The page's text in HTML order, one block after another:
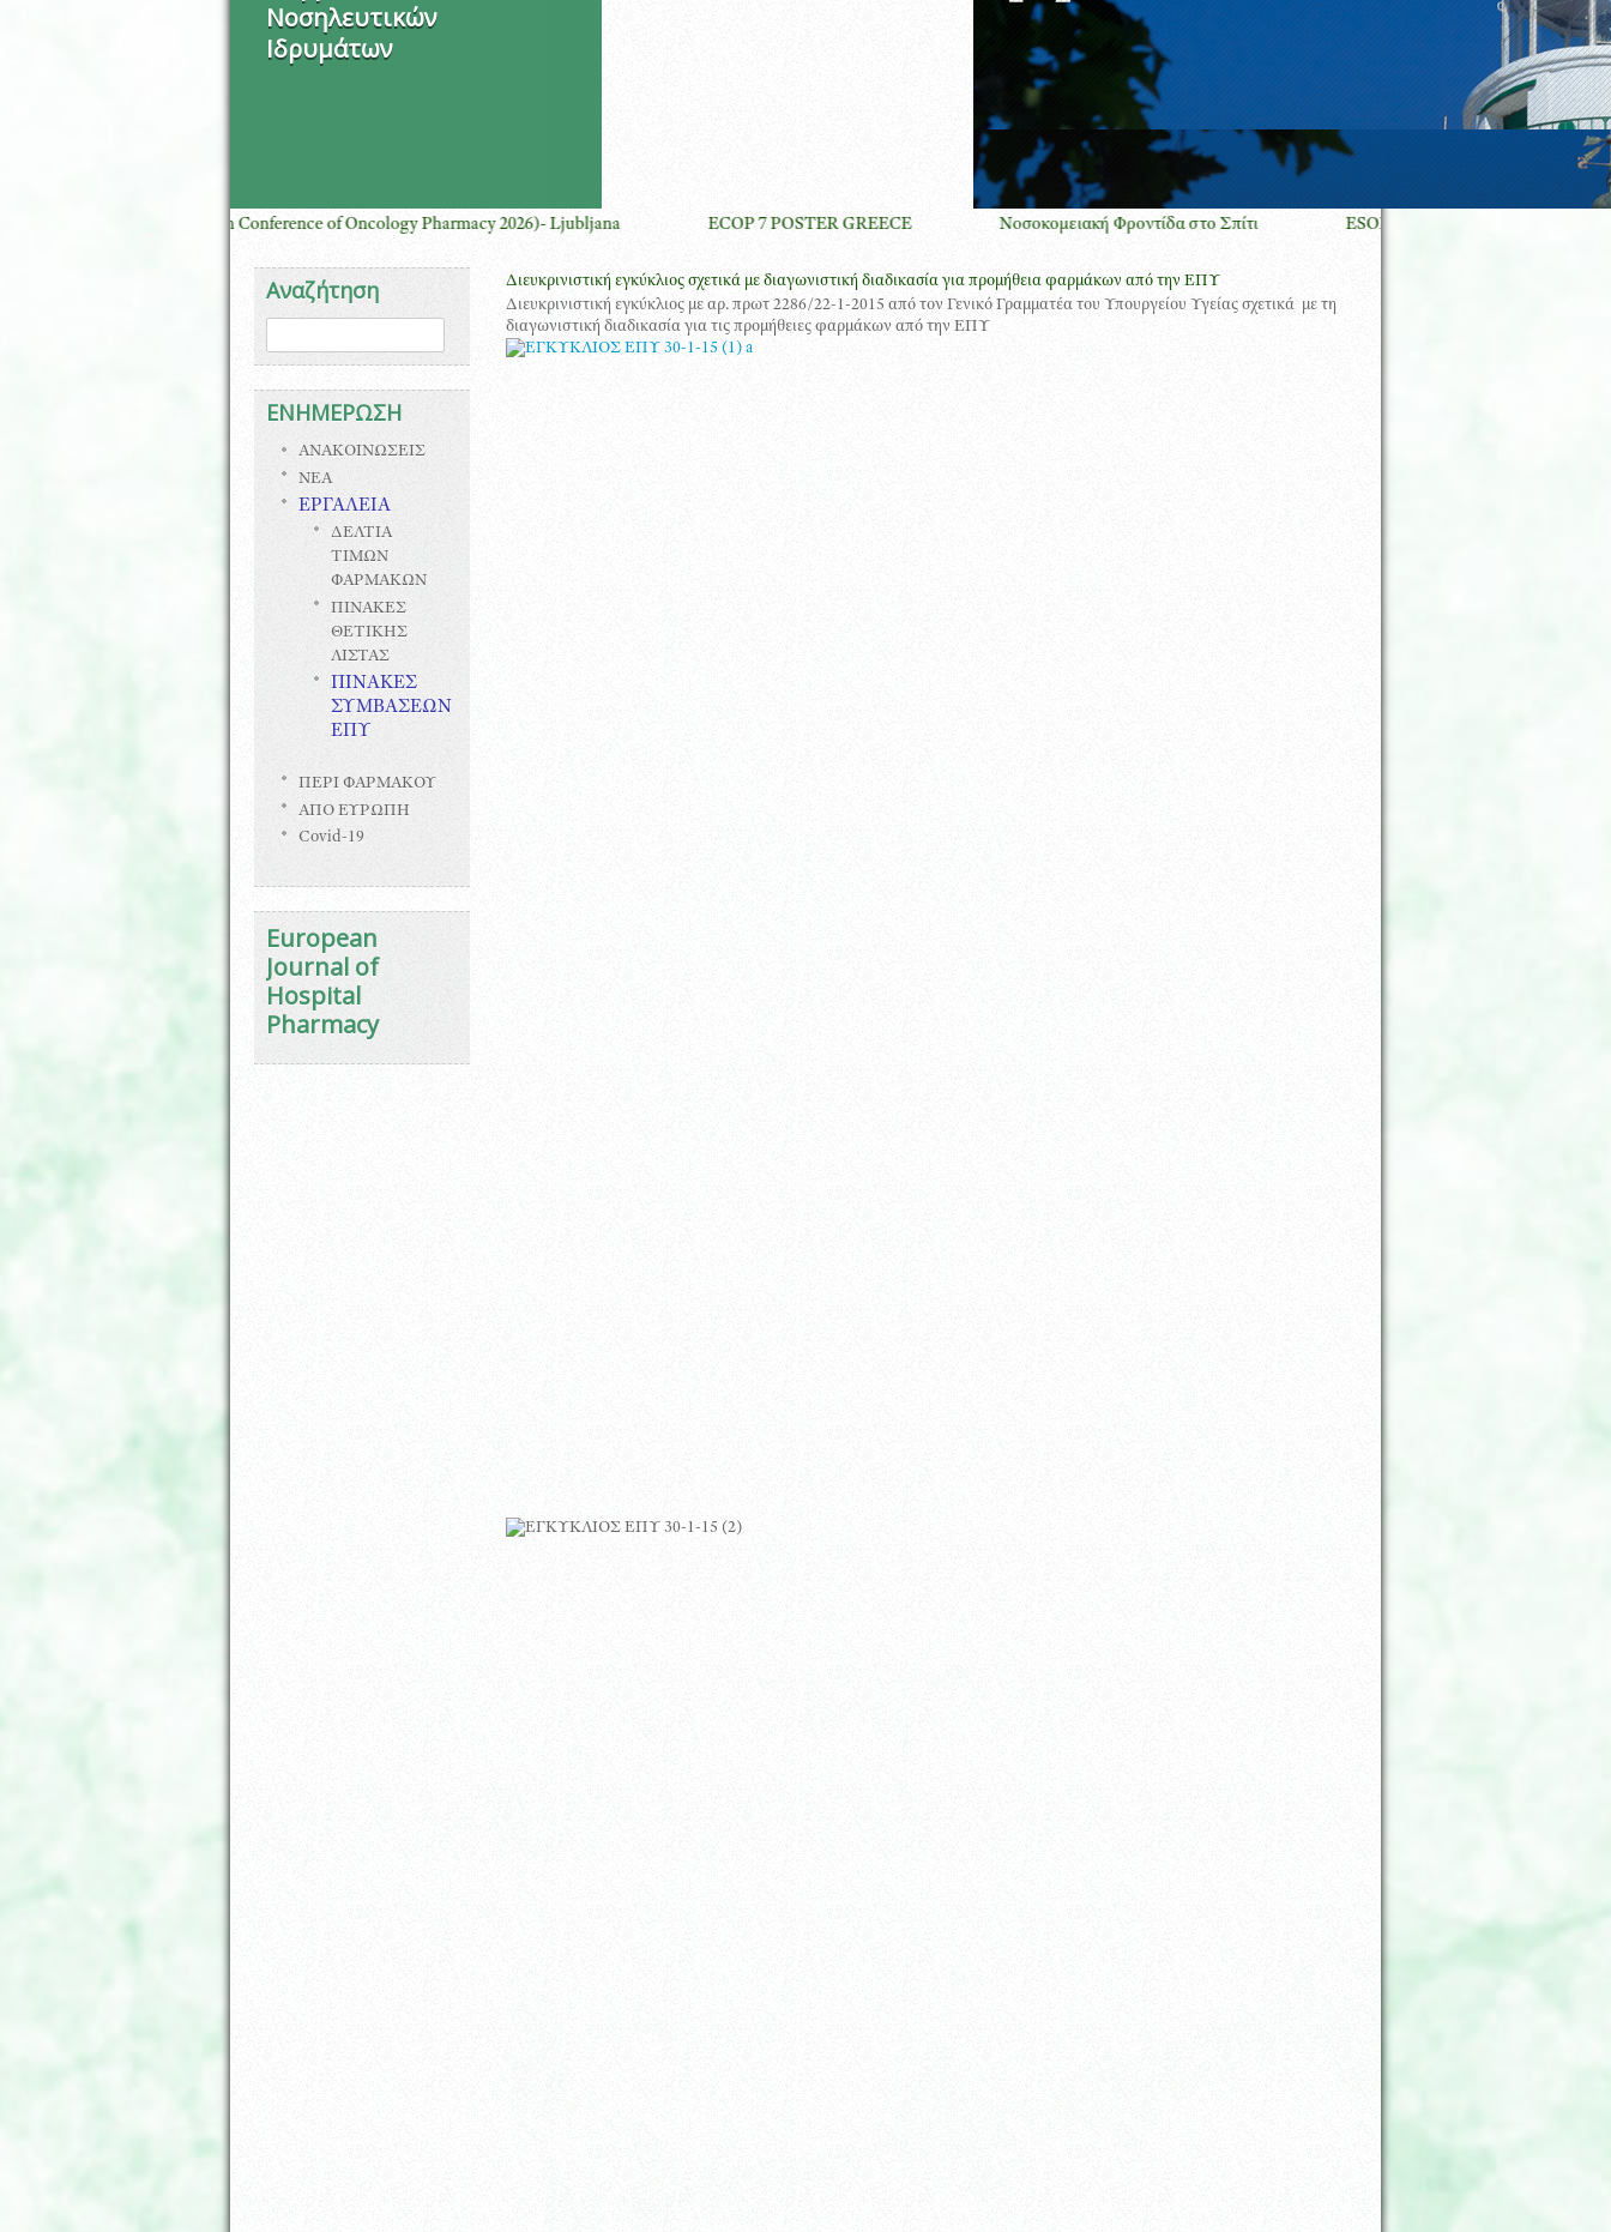
Νοσηλευτικών
Ιδρυμάτων
7 (European Conference of Oncology Pharmacy 2026)- Ljubljana ECOP 7 POSTER GREECE Νοσοκομειακή Φροντίδα στο Σπίτι ESOP GLOBAL social media campaign for ECOP 7
Αναζήτηση
Φόρμα αναζήτησης
ΕΝΗΜΕΡΩΣΗ
ΑΝΑΚΟΙΝΩΣΕΙΣ
ΝΕΑ
ΕΡΓΑΛΕΙΑ
ΔΕΛΤΙΑ
ΤΙΜΩΝ
ΦΑΡΜΑΚΩΝ
ΠΙΝΑΚΕΣ
ΘΕΤΙΚΗΣ
ΛΙΣΤΑΣ
ΠΙΝΑΚΕΣ
ΣΥΜΒΑΣΕΩΝ
ΕΠΥ
ΠΕΡΙ ΦΑΡΜΑΚΟΥ
ΑΠΟ ΕΥΡΩΠΗ
Covid-19
European
Journal of
Hospital
Pharmacy
Διευκρινιστική εγκύκλιος σχετικά με διαγωνιστική διαδικασία για προμήθεια φαρμάκων από την ΕΠΥ
Διευκρινιστική εγκύκλιος με αρ. πρωτ 2286/22-1-2015 από τον Γενικό Γραμματέα του Υπουργείου Υγείας σχετικά με τη
διαγωνιστική διαδικασία για τις προμήθειες φαρμάκων από την ΕΠΥ